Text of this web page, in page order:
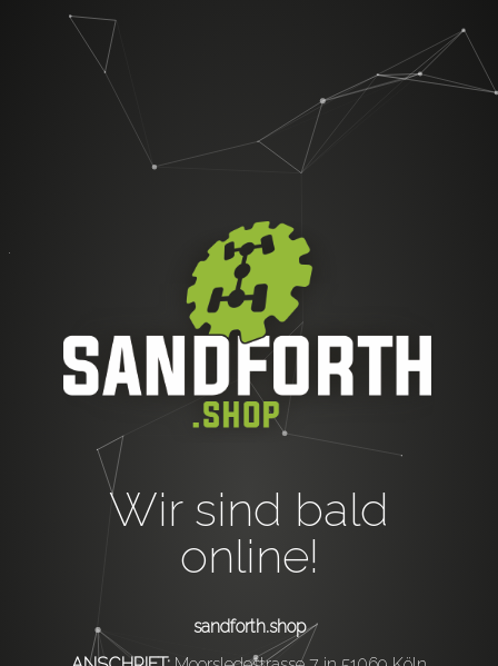
Wir sind bald
online!
sandforth.shop